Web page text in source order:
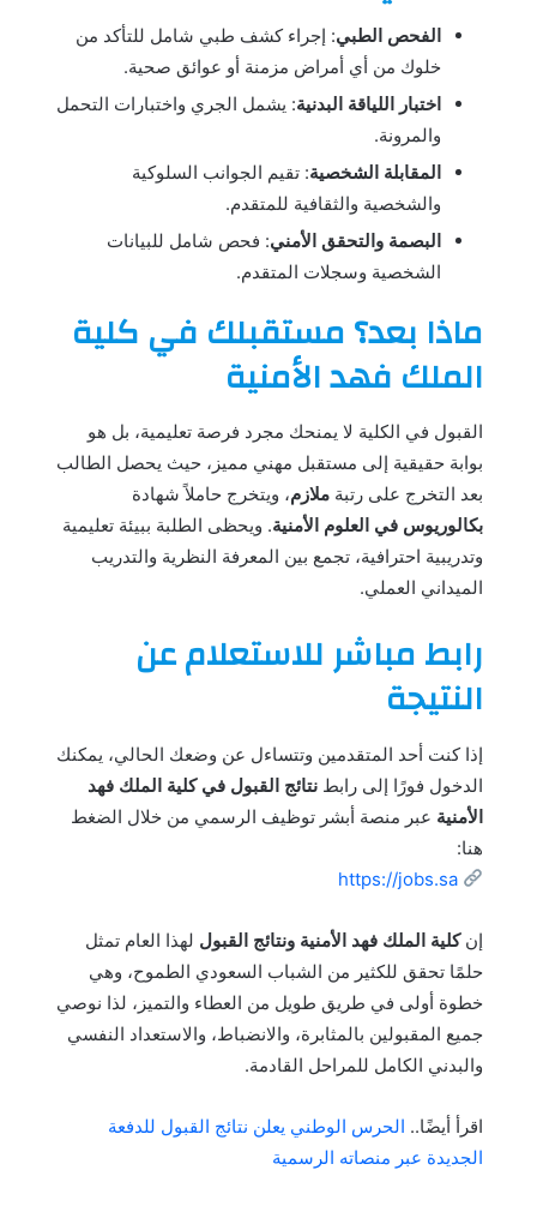
الفحص الطبي: إجراء كشف طبي شامل للتأكد من
خلوك من أي أمراض مزمنة أو عوائق صحية.
اختبار اللياقة البدنية: يشمل الجري واختبارات التحمل
والمرونة.
المقابلة الشخصية: تقيم الجوانب السلوكية
والشخصية والثقافية للمتقدم.
البصمة والتحقق الأمني: فحص شامل للبيانات
الشخصية وسجلات المتقدم.
ماذا بعد؟ مستقبلك في كلية
الملك فهد الأمنية
القبول في الكلية لا يمنحك مجرد فرصة تعليمية، بل هو
بوابة حقيقية إلى مستقبل مهني مميز، حيث يحصل الطالب
بعد التخرج على رتبة ملازم، ويتخرج حاملاً شهادة
بكالوريوس في العلوم الأمنية. ويحظى الطلبة ببيئة تعليمية
وتدريبية احترافية، تجمع بين المعرفة النظرية والتدريب
الميداني العملي.
رابط مباشر للاستعلام عن
النتيجة
إذا كنت أحد المتقدمين وتتساءل عن وضعك الحالي، يمكنك
الدخول فورًا إلى رابط نتائج القبول في كلية الملك فهد
الأمنية عبر منصة أبشر توظيف الرسمي من خلال الضغط
هنا:
https://jobs.sa
إنكلية الملك فهد الأمنية ونتائج القبول لهذا العام تمثل
حلمًا تحقق للكثير من الشباب السعودي الطموح، وهي
خطوة أولى في طريق طويل من العطاء والتميز، لذا نوصي
جميع المقبولين بالمثابرة، والانضباط، والاستعداد النفسي
والبدني الكامل للمراحل القادمة.
اقرأ أيضًا.. الحرس الوطني يعلن نتائج القبول للدفعة
الجديدة عبر منصاته الرسمية